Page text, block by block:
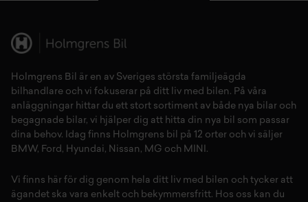
Holmgrens Bil är en av Sveriges största familjeägda
bilhandlare och vi fokuserar på ditt liv med bilen. På våra
anläggningar hittar du ett stort sortiment av både nya bilar och
begagnade bilar, vi hjälper dig att hitta din nya bil som passar
dina behov. Idag finns Holmgrens bil på 12 orter och vi säljer
BMW, Ford, Hyundai, Nissan , MG och MINI.
Vi finns här för dig genom hela ditt liv med bilen och tycker att
ägandet ska vara enkelt och bekymmersfritt. Hos oss kan du